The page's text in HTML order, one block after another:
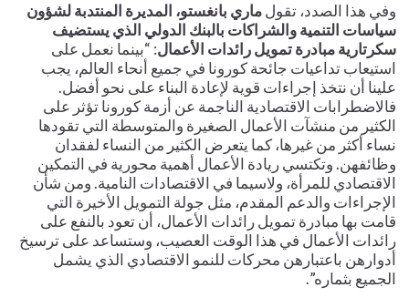
وفي هذا الصدد، تقولماري بانغستو، المديرة المنتدبة لشؤون
سياسات التنمية والشراكات بالبنك الدولي الذي يستضيف
سكرتارية مبادرة تمويل رائدات الأعمال: “بينما نعمل على
استيعاب تداعيات جائحة كورونا في جميع أنحاء العالم، يجب
علينا أن نتخذ إجراءات قوية لإعادة البناء على نحو أفضل.
فالاضطرابات الاقتصادية الناجمة عن أزمة كورونا تؤثر على
الكثير من منشآت الأعمال الصغيرة والمتوسطة التي تقودها
نساء أكثر من غيرها، كما يتعرض الكثير من النساء لفقدان
وظائفهن. وتكتسي ريادة الأعمال أهمية محورية في التمكين
الاقتصادي للمرأة، ولاسيما في الاقتصادات النامية. ومن شأن
الإجراءات والدعم المقدم، مثل جولة التمويل الأخيرة التي
قامت بها مبادرة تمويل رائدات الأعمال، أن تعود بالنفع على
رائدات الأعمال في هذا الوقت العصيب، وستساعد على ترسيخ
أدوارهن باعتبارهن محركات للنمو الاقتصادي الذي يشمل
الجميع بثماره”.